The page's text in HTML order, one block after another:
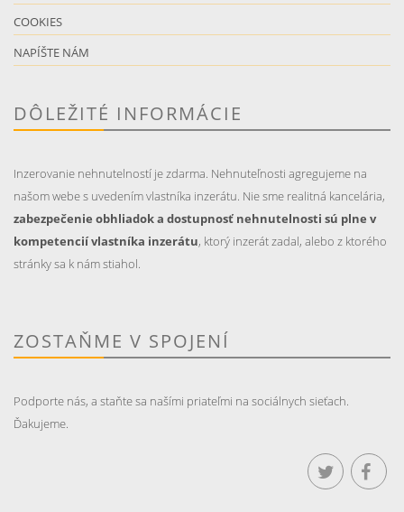
COOKIES
NAPÍŠTE NÁM
DÔLEŽITÉ INFORMÁCIE
Inzerovanie nehnutelností je zdarma. Nehnuteľnosti agregujeme na
našom webe s uvedením vlastníka inzerátu. Nie sme realitná kancelária,
zabezpečenie obhliadok a dostupnosť nehnutelnosti sú plne v
kompetencií vlastníka inzerátu, ktorý inzerát zadal, alebo z ktorého
stránky sa k nám stiahol.
ZOSTAŇME V SPOJENÍ
Podporte nás, a staňte sa našími priateľmi na sociálnych sieťach.
Ďakujeme.